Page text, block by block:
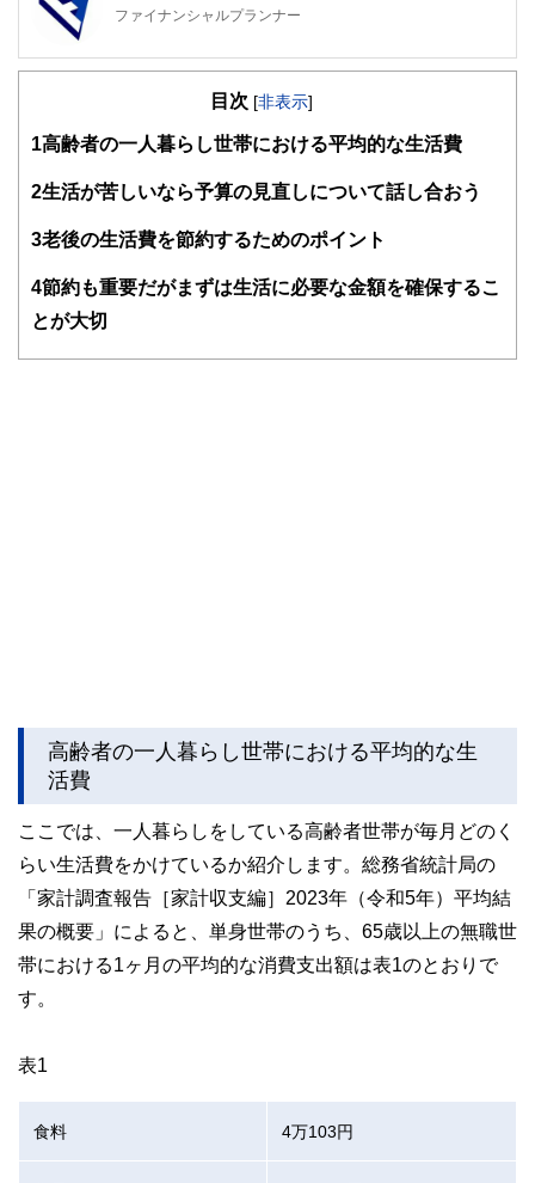
ファイナンシャルプランナー
FinancialField編集部は、金融、経済に関する記事を、日々
知識がない方でも理解できるようわかりやすく発信していま
得者を中心に「お金や暮らし」に関する書籍・雑誌の編集経
験者で構成され、企画立案から記事掲載まですべての工程に
護士、税理士、宅地建物取引士、相続診断士、住宅ローンア
目次 [非表示]
1 高齢者の一人暮らし世帯における平均的な生活費
2生活が苦しいなら予算の見直しについて話し合おう
3老後の生活費を節約するためのポイント
4節約も重要だがまずは生活に必要な金額を確保するこ
とが大切
高齢者の一人暮らし世帯における平均的な生
活費
ここでは、一人暮らしをしている高齢者世帯が毎月どのく
らい生活費をかけているか紹介します。総務省統計局の
「家計調査報告［家計収支編］2023年（令和5年）平均結
果の概要」によると、単身世帯のうち、65歳以上の無職世
帯における1ヶ月の平均的な消費支出額は表1のとおりで
す。
表1
食料 4万103円